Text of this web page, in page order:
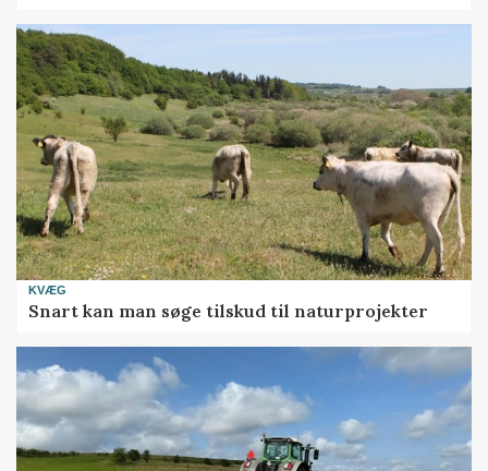
KVÆG
Snart kan man søge tilskud til naturprojekter